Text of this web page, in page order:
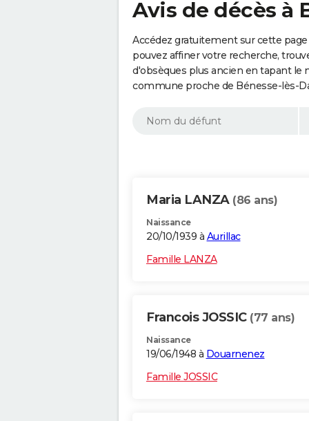
Avis de décès à
Accédez gratuitement sur cette
pouvez affiner votre recherche,
d'obsèques plus ancien en tapant le
commune proche de Bénesse-lès-
Maria LANZA (86 ans)
Naissance
20/10/1939 à Aurillac
Famille LANZA
Francois JOSSIC (77 ans)
Naissance
19/06/1948 à Douarnenez
Famille JOSSIC